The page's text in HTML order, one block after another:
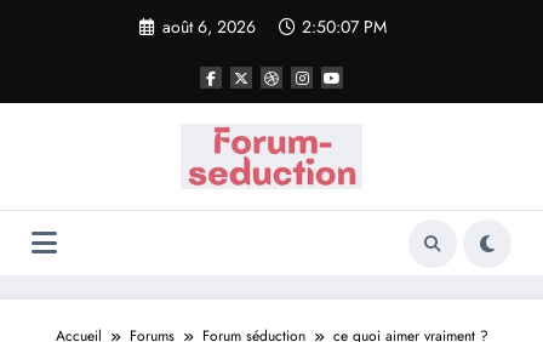
août 6, 2026 2:50:07 PM
Accueil Forums Forum séduction ce quoi aimer vraiment ?